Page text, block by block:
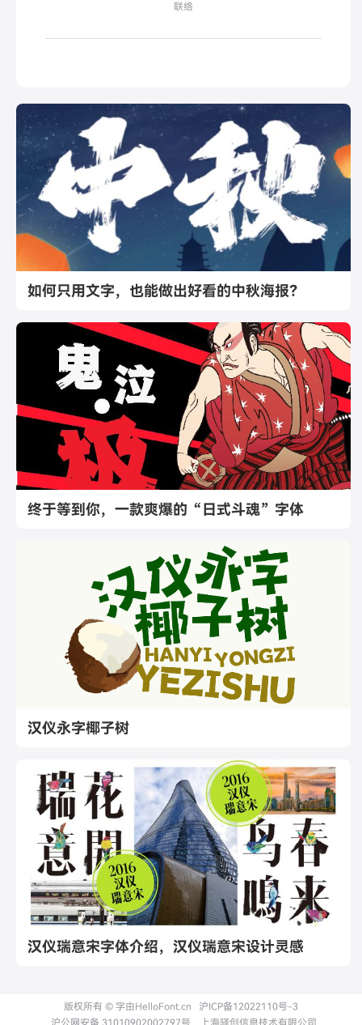
联络
如何只用文字，也能做出好看的中秋海报？
终于等到你，一款爽爆的“日式斗魂”字体
汉仪永字椰子树
汉仪瑞意宋字体介绍，汉仪瑞意宋设计灵感
版权所有 © 字由HelloFont.cn
沪ICP备12022110号-3